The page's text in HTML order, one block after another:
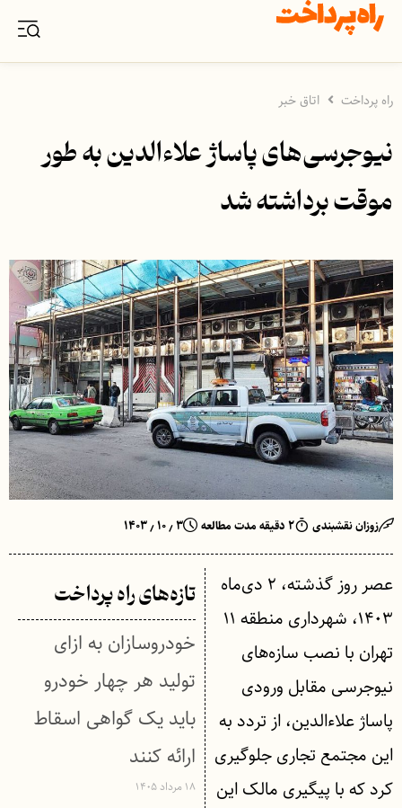
راه پرداخت اتاق خبر
نیوجرسی‌های پاساژ علاءالدین به طور
موقت برداشته شد
زوزان نقشبندی ۲ دقیقه مدت مطالعه ۳ ٫ ۱۰ ٫ ۱۴۰۳
عصر روز گذشته، ۲ دی‌ماه
۱۴۰۳، شهرداری منطقه ۱۱
تهران با نصب سازه‌های
نیوجرسی مقابل ورودی
پاساژ علاءالدین، از تردد به
این مجتمع تجاری جلوگیری
کرد که با پیگیری مالک این
تازه‌های راه پرداخت
خودروسازان به ازای
تولید هر چهار خودرو
باید یک گواهی اسقاط
ارائه کنند
۱۸ مرداد ۱۴۰۵